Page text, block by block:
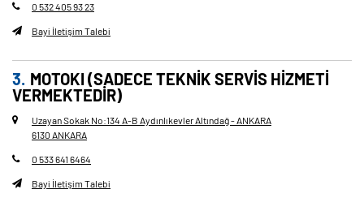
0 532 405 93 23
Bayi İletişim Talebi
MOTOKI (SADECE TEKNIK SERVIS HIZMETI
VERMEKTEDIR)
Uzayan Sokak No:134 A-B Aydınlıkevler Altındağ - ANKARA
6130 ANKARA
0 533 641 6464
Bayi İletişim Talebi